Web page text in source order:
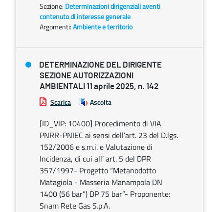
Sezione: Determinazioni dirigenziali aventi
contenuto di interesse generale
Argomenti:Ambiente e territorio
DETERMINAZIONE DEL DIRIGENTE
SEZIONE AUTORIZZAZIONI
AMBIENTALI 11 aprile 2025, n. 142
Scarica Ascolta
[ID_VIP: 10400] Procedimento di VIA
PNRR-PNIEC ai sensi dell’art. 23 del D.lgs.
152/2006 e s.m.i. e Valutazione di
Incidenza, di cui all’ art. 5 del DPR
357/1997- Progetto “Metanodotto
Matagiola - Masseria Manampola DN
1400 (56 bar”) DP 75 bar”- Proponente:
Snam Rete Gas S.p.A.